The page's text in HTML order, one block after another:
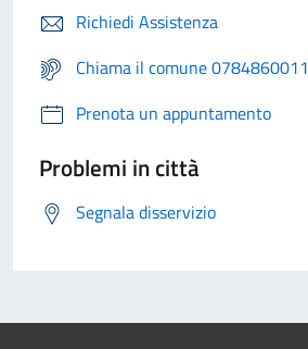
Richiedi Assistenza
Chiama il comune 0784860011
Prenota un appuntamento
Problemi in città
Segnala disservizio